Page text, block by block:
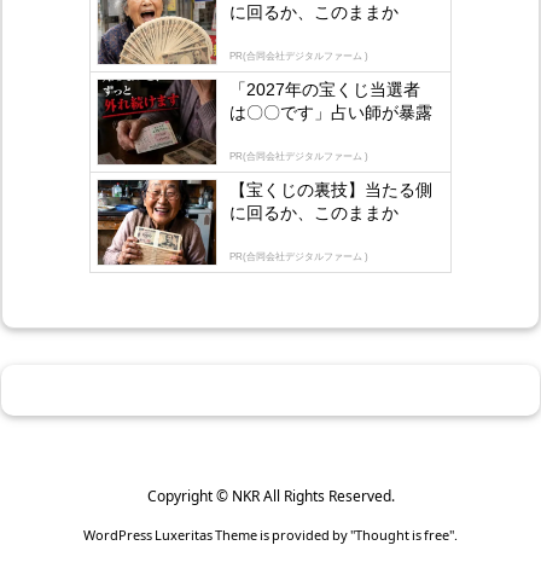
gly
に回るか、このままか
PR(合同会社デジタルファーム )
「2027年の宝くじ当選者
は〇〇です」占い師が暴露
PR(合同会社デジタルファーム )
【宝くじの裏技】当たる側
に回るか、このままか
PR(合同会社デジタルファーム )
Copyright © NKRAll Rights Reserved.
WordPress Luxeritas Theme is provided by "Thought is free".